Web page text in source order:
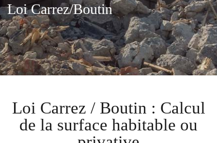
Loi Carrez/Boutin
Loi Carrez / Boutin : Calcul
de la surface habitable ou